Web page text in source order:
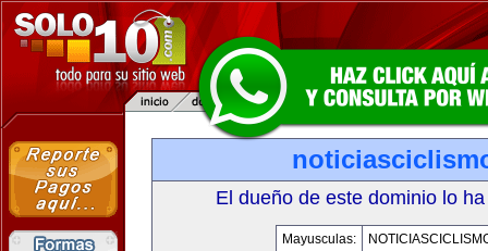
El dueño de este dominio lo
Mayusculas: